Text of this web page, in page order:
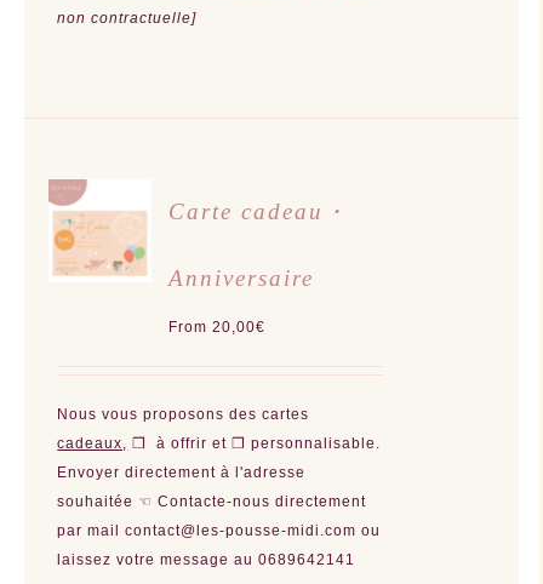
non contractuelle]
CHOIX
DES
OPTIONS
CE
PRODUIT
VARIATIONS.
PEUVENT
SUR
LA
PAGE
DU
/
DÉTAILS
Carte cadeau・
Anniversaire
From 20,00€
Nous vous proposons des cartes
cadeaux, ❒ à offrir et ❒ personnalisable.
Envoyer directement à l'adresse
souhaitée ☜ Contacte-nous directement
par mail contact@les-pousse-midi.com ou
laissez votre message au 0689642141